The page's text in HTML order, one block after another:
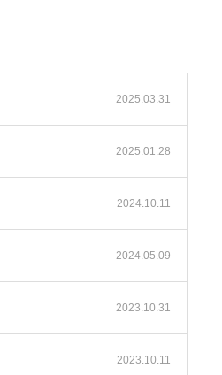
2025.03.31
2025.01.28
2024.10.11
2024.05.09
2023.10.31
2023.10.11